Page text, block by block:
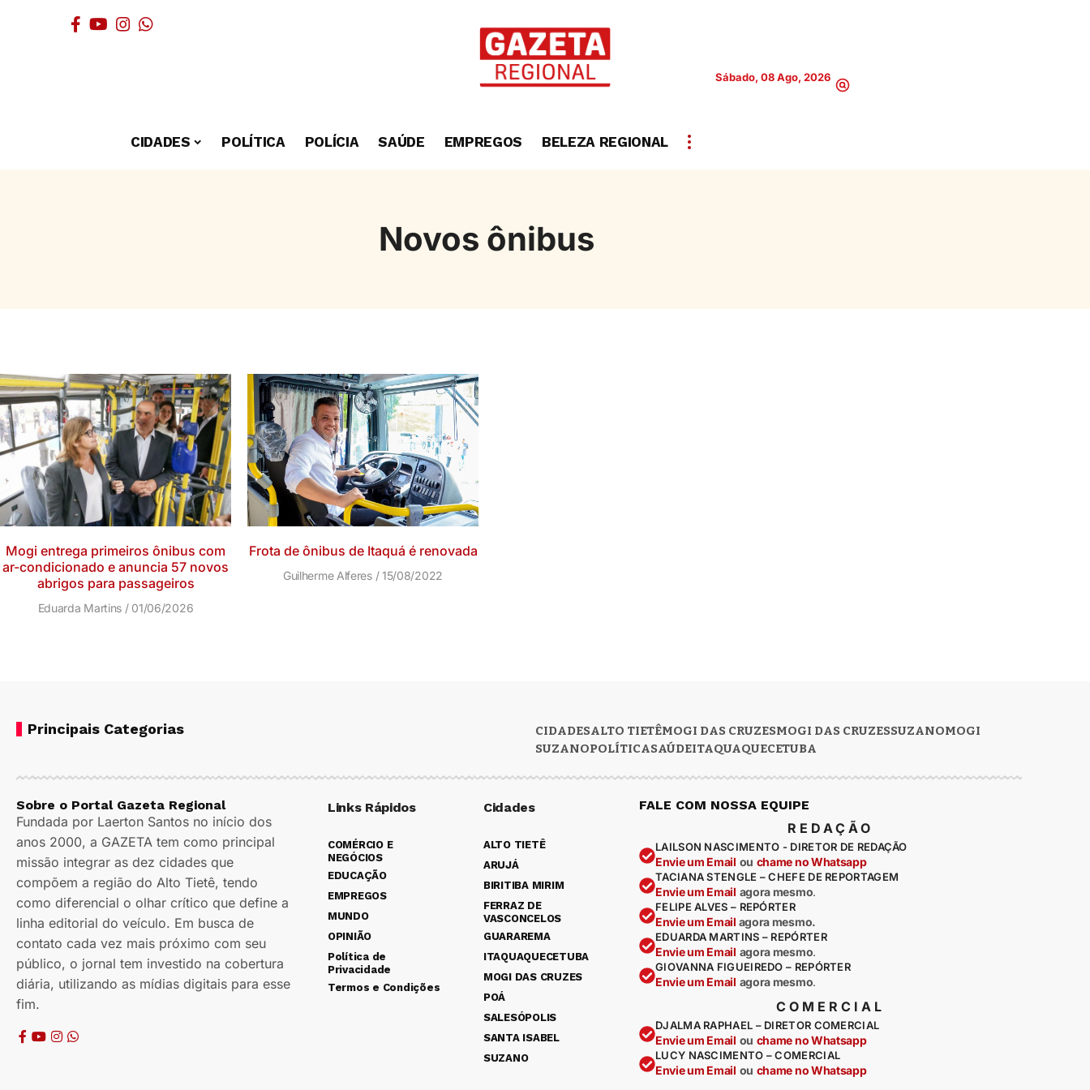
Sábado, 08 Ago, 2026
CIDADES POLÍTICA POLÍCIA SAÚDE EMPREGOS BELEZA REGIONAL
Novos ônibus
Mogi entrega primeiros ônibus com
ar-condicionado e anuncia 57 novos
abrigos para passageiros
Eduarda Martins 01/06/2026
Frota de ônibus de Itaquá é renovada
Guilherme Alferes 15/08/2022
Principais Categorias CIDADESALTO TIETÊMOGI DAS CRUZESMOGI DAS CRUZESSUZANOMOGI
SUZANOPOLÍTICASAÚDEITAQUAQUECETUBA
Sobre o Portal Gazeta Regional
Fundada por Laerton Santos no início dos
anos 2000, a GAZETA tem como principal
missão integrar as dez cidades que
compõem a região do Alto Tietê, tendo
como diferencial o olhar crítico que define a
linha editorial do veículo. Em busca de
contato cada vez mais próximo com seu
público, o jornal tem investido na cobertura
diária, utilizando as mídias digitais para esse
fim.
Links Rápidos
COMÉRCIO E
NEGÓCIOS
EDUCAÇÃO
EMPREGOS
MUNDO
OPINIÃO
Política de
Privacidade
Termos e Condições
Cidades
ALTO TIETÊ
ARUJÁ
BIRITIBA MIRIM
FERRAZ DE
VASCONCELOS
GUARAREMA
ITAQUAQUECETUBA
MOGI DAS CRUZES
POÁ
SALESÓPOLIS
SANTA ISABEL
SUZANO
FALE COM NOSSA EQUIPE
REDAÇÃO
LAILSON NASCIMENTO - DIRETOR DE REDAÇÃO
Envie um Email ou chame no Whatsapp
TACIANA STENGLE – CHEFE DE REPORTAGEM
Envie um Email agora mesmo.
FELIPE ALVES – REPÓRTER
Envie um Email agora mesmo.
EDUARDA MARTINS – REPÓRTER
Envie um Email agora mesmo.
GIOVANNA FIGUEIREDO – REPÓRTER
Envie um Email agora mesmo.
COMERCIAL
DJALMA RAPHAEL – DIRETOR COMERCIAL
Envie um Email ou chame no Whatsapp
LUCY NASCIMENTO – COMERCIAL
Envie um Email ou chame no Whatsapp